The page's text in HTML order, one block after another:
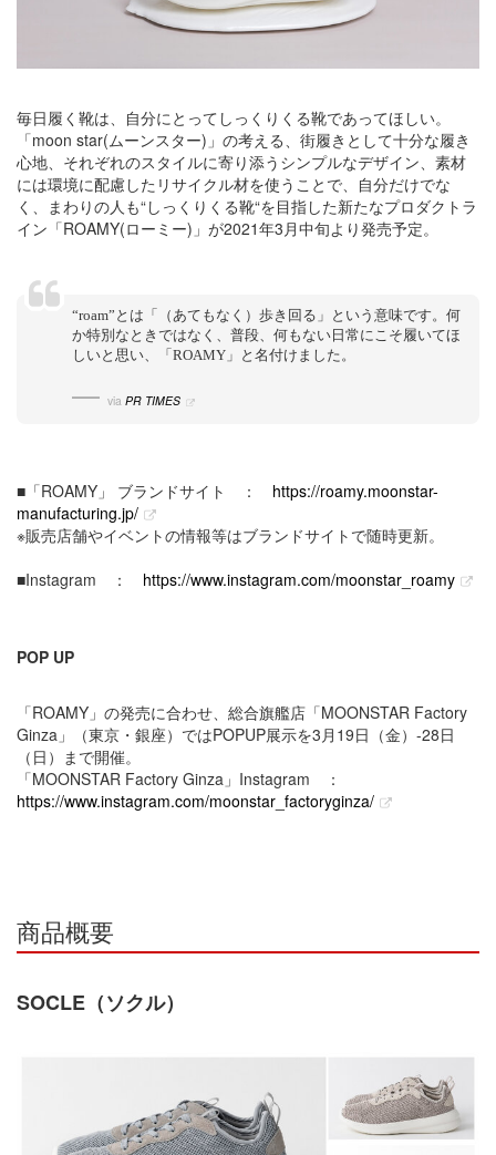
毎日履く靴は、自分にとってしっくりくる靴であってほしい。
「moon star(ムーンスター)」の考える、街履きとして十分な履き
心地、それぞれのスタイルに寄り添うシンプルなデザイン、素材
には環境に配慮したリサイクル材を使うことで、自分だけでな
く、まわりの人も“しっくりくる靴“を目指した新たなプロダクトラ
イン「ROAMY(ローミー)」が2021年3月中旬より発売予定。
“roam”とは「（あてもなく）歩き回る」という意味です。何
か特別なときではなく、普段、何もない日常にこそ履いてほ
しいと思い、「ROAMY」と名付けました。
via PR TIMES
■「ROAMY」 ブランドサイト ： https://roamy.moonstar-
manufacturing.jp/
※販売店舗やイベントの情報等はブランドサイトで随時更新。
■Instagram ： https://www.instagram.com/moonstar_roamy
POP UP
「ROAMY」の発売に合わせ、総合旗艦店「MOONSTAR Factory
Ginza」（東京・銀座）ではPOPUP展示を3月19日（金）-28日
（日）まで開催。
「MOONSTAR Factory Ginza」Instagram ：
https://www.instagram.com/moonstar_factoryginza/
商品概要
SOCLE（ソクル）